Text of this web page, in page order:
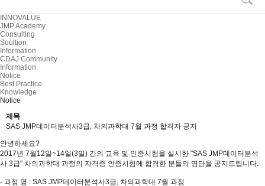
INNOVALUE
JMP Academy
Consulting
Soultion
Information
CDAJ Community
Information
Notice
Best Practice
Knowledge
Notice
제목
SAS JMP데이터분석사3급, 차의과학대 7월 과정 합격자 공지
안녕하세요?
2017년 7월12일~14일(3일) 간의 교육 및 인증시험을 실시한 "SAS JMP데이터분석
사 3급" 차의과학대 과정의 자격증 인증시험에 합격한 분들의 명단을 공지드립니다.
- 과정 명 : SAS JMP데이터분석사3급, 차의과학대 7월 과정